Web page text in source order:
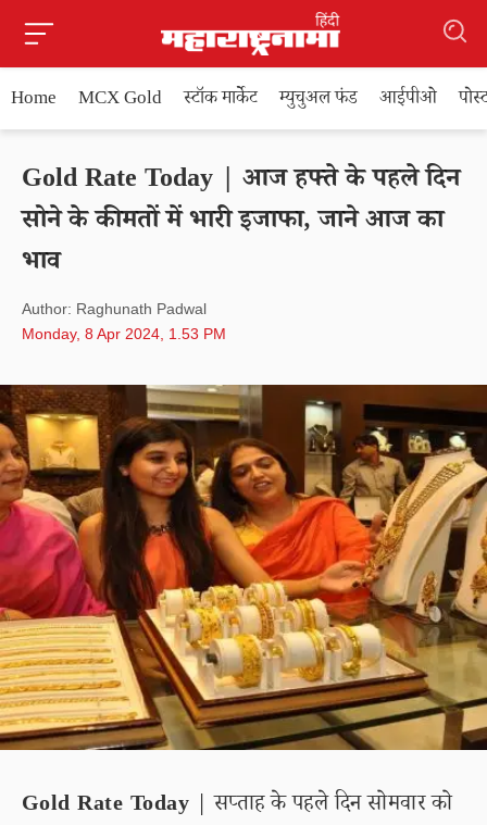
Home MCX Gold स्टॉक मार्केट म्युचुअल फंड आईपीओ
Gold Rate Today | आज हफ्ते के पहले दिन
सोने के कीमतों में भारी इजाफा, जाने आज का
भाव
Author: Raghunath Padwal
Monday, 8 Apr 2024, 1.53 PM
Gold Rate Today | सप्ताह के पहले दिन सोमवार को